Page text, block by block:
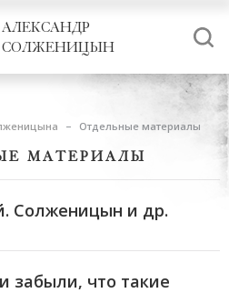
АЛЕКСАНДР
СОЛЖЕНИЦЫН
Отдельные материалы
МАТЕРИАЛЫ
Солженицын и др.
забыли, что такие